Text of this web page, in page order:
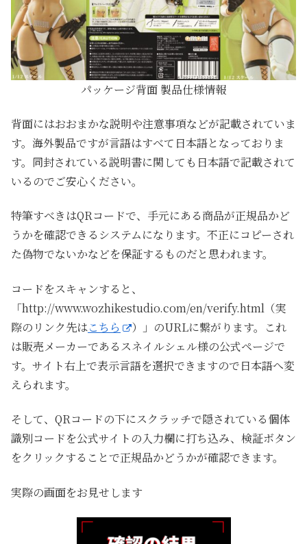
パッケージ背面 製品仕様情報
背面にはおおまかな説明や注意事項などが記載されていま
す。海外製品ですが言語はすべて日本語となっておりま
す。同封されている説明書に関しても日本語で記載されて
いるのでご安心ください。
特筆すべきはQRコードで、手元にある商品が正規品かど
うかを確認できるシステムになります。不正にコピーされ
た偽物でないかなどを保証するものだと思われます。
コードをスキャンすると、
「http://www.wozhikestudio.com/en/verify.html（実
際のリンク先はこちら
）」のURLに繋がります。これ
は販売メーカーであるスネイルシェル様の公式ページで
す。サイト右上で表示言語を選択できますので日本語へ変
えられます。
そして、QRコードの下にスクラッチで隠されている個体
識別コードを公式サイトの入力欄に打ち込み、検証ボタン
をクリックすることで正規品かどうかが確認できます。
実際の画面をお見せします